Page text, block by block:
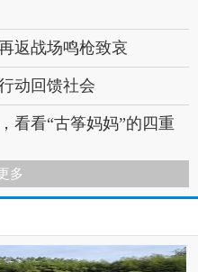
返战场鸣枪致哀
动回馈社会
看看“古筝妈妈”的四重
老兵：“我算什么英雄，
雄！”
忘初心！
多